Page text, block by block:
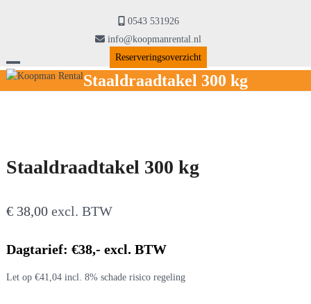
0543 531926
info@koopmanrental.nl
Reserveringsoverzicht
Open
Close
Staaldraadtakel 300 kg
Staaldraadtakel 300 kg
€38,00excl. BTW
Dagtarief: €38,- excl. BTW
Let op €41,04 incl. 8% schade risico regeling